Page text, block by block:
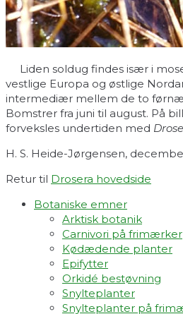
Liden soldug findes især i
vestlige Europa og østlige
intermediær mellem de to
Bomstrer fra juni til august. På
forveksles undertiden med
H. S. Heide-Jørgensen,
Retur til Drosera hovedside
Botaniske emner
Arktisk botanik
Carnivori på frimærker
Kødædende planter
Epifytter
Orkidé bestøvning
Snylteplanter
Snylteplanter på